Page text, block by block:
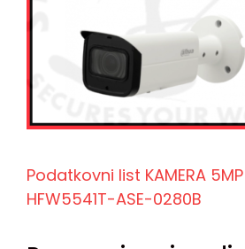
Podatkovni list KAMERA
HFW5541T-ASE-0280B